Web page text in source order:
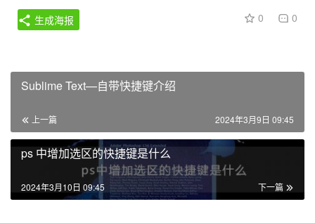
0 0
生成海报
Sublime Text—自带快捷键介绍
上一篇 2024年3月9日 09:45
ps 中增加选区的快捷键是什么
下一篇
2024年3月10日 09:45